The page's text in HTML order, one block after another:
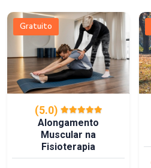
Gratuito
(5.0)
Alongamento
Muscular na
Fisioterapia